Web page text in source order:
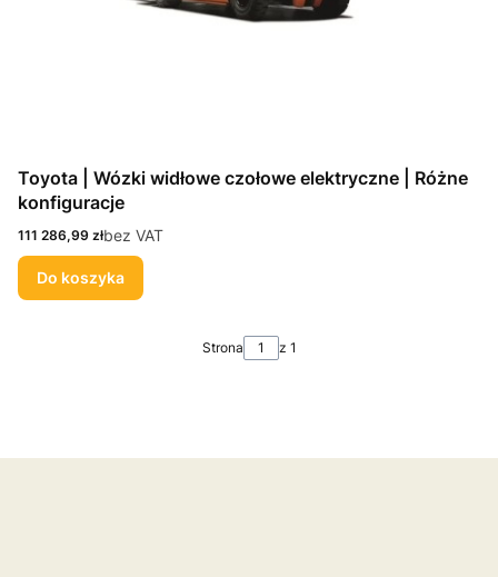
Toyota | Wózki widłowe czołowe elektryczne | Różne
konfiguracje
Cena
111 286,99 złbez VAT
Do koszyka
Strona z 1